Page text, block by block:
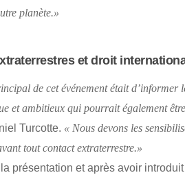
planète.»
et droit
de cet événement était d’informer
et ambitieux qui pourrait également
Turcotte. « Nous devons les
tout contact extraterrestre.»
présentation et après avoir